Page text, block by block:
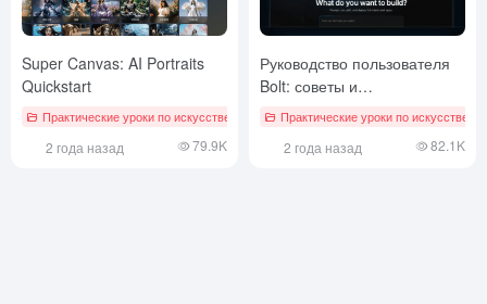
Super Canvas: AI Portraits
Quickstart
Практические уроки по искусственному интеллекту
2 года назад 79.9K
Руководство пользователя
Bolt: советы и
рекомендации от простых
до продвинутых
Практические уроки по
2 года назад 82.1K